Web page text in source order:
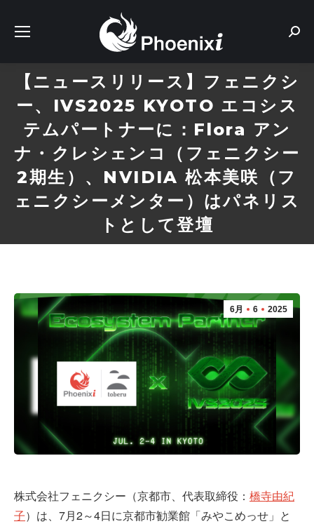
【ニュースリリース】フェニクシ
ー、IVS2025 KYOTO エコシス
テムパートナーに：Flora アン
ナ・クレシェンコ（フェニクシー
2期生）、NVIDIA 松本美咲（フ
ェニクシーメンター）はパネリス
トとして登壇
6月 6 2025
株式会社フェニクシー（京都市、代表取締役： 橋寺由紀
子）は、7月2～4日に京都市勧業館「みやこめっせ」と